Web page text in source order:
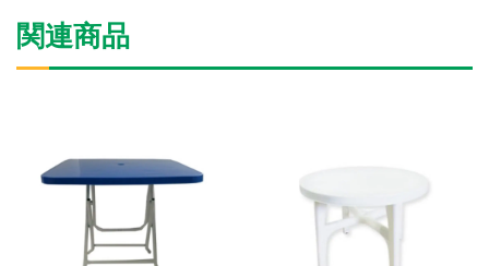
関連商品